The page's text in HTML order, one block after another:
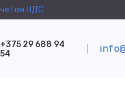
НДС
+375 29 688 94
54